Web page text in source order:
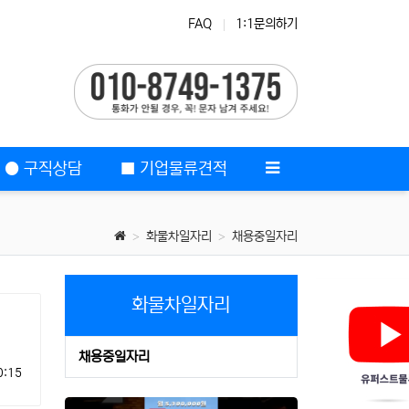
FAQ 1:1문의하기
● 구직상담 ■ 기업물류견적
화물차일자리 채용중일자리
화물차일자리
채용중일자리